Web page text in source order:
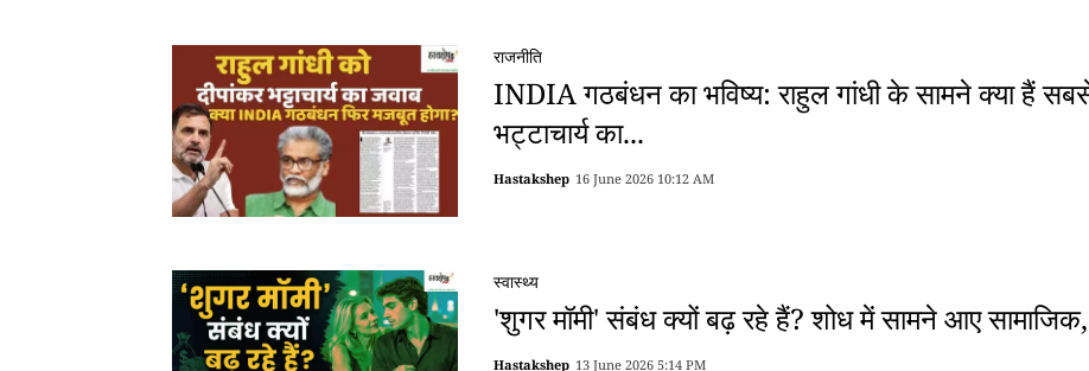
राजनीति
INDIA गठबंधन का भविष्य: राहुल गांधी के सामने क्या हैं सबसे
भट्टाचार्य का...
Hastakshep 16 June 2026 10:12 AM
स्वास्थ्य
'शुगर मॉमी' संबंध क्यों बढ़ रहे हैं? शोध में सामने आए
Hastakshep 13 June 2026 5:14 PM